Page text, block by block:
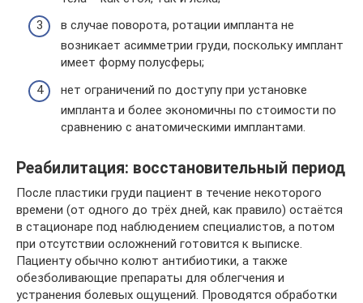
в случае поворота, ротации импланта не
возникает асимметрии груди, поскольку имплант
имеет форму полусферы;
нет ограничений по доступу при установке
импланта и более экономичны по стоимости по
сравнению с анатомическими имплантами.
Реабилитация: восстановительный период
После пластики груди пациент в течение некоторого
времени (от одного до трёх дней, как правило) остаётся
в стационаре под наблюдением специалистов, а потом
при отсутствии осложнений готовится к выписке.
Пациенту обычно колют антибиотики, а также
обезболивающие препараты для облегчения и
устранения болевых ощущений. Проводятся обработки